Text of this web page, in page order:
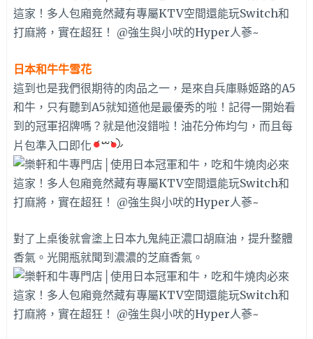
日本和牛牛雪花
這到也是我們很期待的肉品之一，是來自兵庫縣姬路的A5
和牛，只有聽到A5就知道他是最優秀的啦！記得一開始看
到的冠軍招牌嗎？就是他沒錯啦！油花分佈均勻，而且每
片包準入口即化
對了上桌後就會塗上日本九鬼純正濃口胡麻油，提升整體
香氣。光開瓶就聞到濃濃的芝麻香氣。